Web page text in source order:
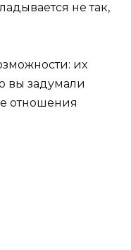
не так,
их
вы задумали
отношения